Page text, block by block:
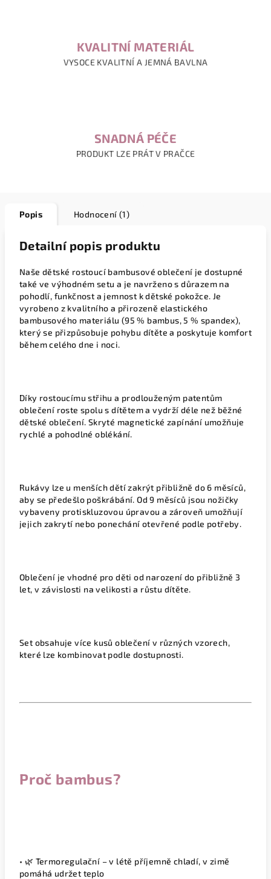
KVALITNÍ MATERIÁL
VYSOCE KVALITNÍ A JEMNÁ BAVLNA
SNADNÁ PÉČE
PRODUKT LZE PRÁT V PRAČCE
Popis Hodnocení (1)
Detailní popis produktu
Naše dětské rostoucí bambusové oblečení je dostupné
také ve výhodném setu a je navrženo s důrazem na
pohodlí, funkčnost a jemnost k dětské pokožce. Je
vyrobeno z kvalitního a přirozeně elastického
bambusového materiálu (95 % bambus, 5 % spandex),
který se přizpůsobuje pohybu dítěte a poskytuje komfort
během celého dne i noci.
Díky rostoucímu střihu a prodlouženým patentům
oblečení roste spolu s dítětem a vydrží déle než běžné
dětské oblečení. Skryté magnetické zapínání umožňuje
rychlé a pohodlné oblékání.
Rukávy lze u menších dětí zakrýt přibližně do 6 měsíců,
aby se předešlo poškrábání. Od 9 měsíců jsou nožičky
vybaveny protiskluzovou úpravou a zároveň umožňují
jejich zakrytí nebo ponechání otevřené podle potřeby.
Oblečení je vhodné pro děti od narození do přibližně 3
let, v závislosti na velikosti a růstu dítěte.
Set obsahuje více kusů oblečení v různých vzorech,
které lze kombinovat podle dostupnosti.
Proč bambus?
• 🌿 Termoregulační – v létě příjemně chladí, v zimě
pomáhá udržet teplo